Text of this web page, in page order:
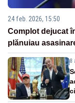
24 feb. 2026, 15:50
Complot dejucat
plănuiau
8